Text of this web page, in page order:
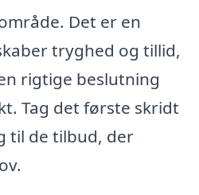
Det er en
tryghed og tillid,
rigtige beslutning
Tag det første skridt
til de tilbud, der